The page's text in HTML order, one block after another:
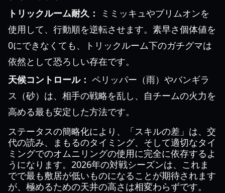
トリックルーム耐久：
ミミッキュやブリムオンを
使用して、行動順を逆転させます。素早さ個体値を
0にできなくても、トリックルーム下のガチグマは
依然として恐ろしい存在です。
天候コントロール： ペリッパー（雨）やバンギラ
ス（砂）は、相手の戦略を乱し、自チームの火力を
高める最も安定した方法です。
ステータスの簡略化により、「スキルの差」は、交
代の読み、まもるのタイミング、そして適切なタイ
ミングでのオムニリングの使用に完全に依存するよ
うになります。2026年の対戦シーズンは、これま
でで最も敷居が低いものになることが期待されます
が、極めるための天井の高さは相変わらずです。